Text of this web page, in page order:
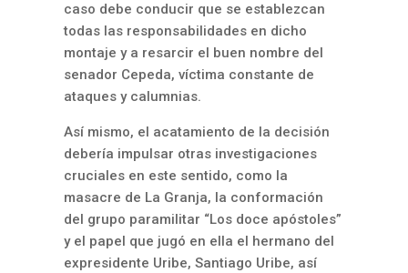
caso debe conducir que se establezcan
todas las responsabilidades en dicho
montaje y a resarcir el buen nombre del
senador Cepeda, víctima constante de
ataques y calumnias.
Así mismo, el acatamiento de la decisión
debería impulsar otras investigaciones
cruciales en este sentido, como la
masacre de La Granja, la conformación
del grupo paramilitar “Los doce apóstoles”
y el papel que jugó en ella el hermano del
expresidente Uribe, Santiago Uribe, así